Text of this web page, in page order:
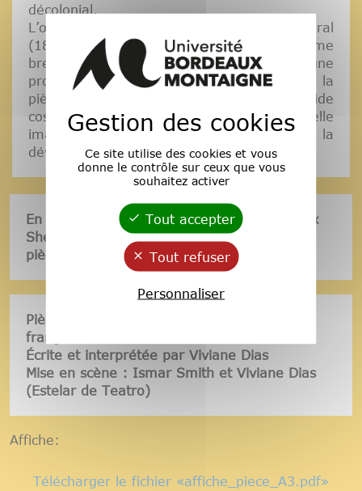
décolonial.
L’œuvre de l’artiste peintre Tarsila do Amaral
(1886-1973), figure de proue du modernisme
brésilien, constitue ainsi un antidote ou une
provocation en temps de crise. Héroïne de la
pièce, Tarsila se réveille dans un vide
cosmique où elle doit créer une nouvelle
image avant que le géant Piaimã ne la
dévore…
En 2023, Viviane Dias a été nominée au Prix
Shell de dramaturgie au Brésil pour cette
pièce.
Pièce en portugais avec sous-titrage en
français suivie d'un bord de scène
Écrite et interprétée par Viviane Dias
Mise en scène : Ismar Smith et Viviane Dias
(Estelar de Teatro)
Affiche:
Télécharger le fichier «affiche_piece_A3.pdf»
Gestion des cookies
Ce site utilise des cookies et vous
donne le contrôle sur ceux que vous
souhaitez activer
Tout accepter
Tout refuser
Personnaliser